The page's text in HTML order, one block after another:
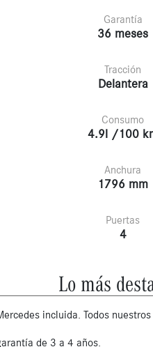
Garantía
36 meses
Tracción
Delantera
Consumo
4.9l /100
Anchura
1796 mm
Puertas
4
Lo más
incluida. Todos
de 3 a 4 años.